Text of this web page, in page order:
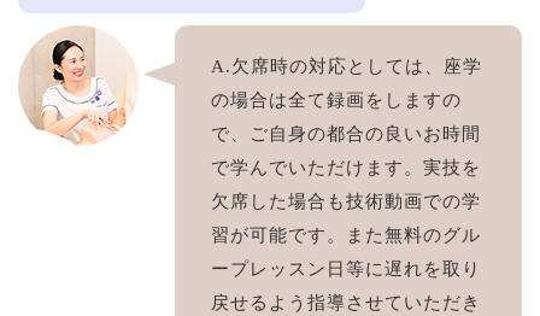
A.欠席時の対応としては、座学
の場合は全て録画をしますの
で、ご自身の都合の良いお時間
で学んでいただけます。実技を
欠席した場合も技術動画での学
習が可能です。また無料のグル
ープレッスン日等に遅れを取り
戻せるよう指導させていただき